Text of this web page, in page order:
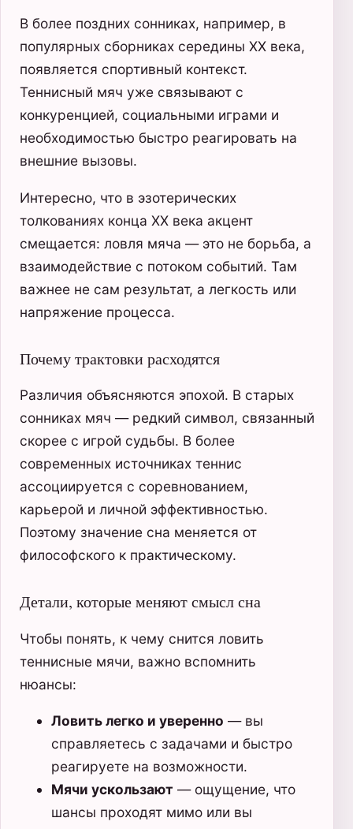
В более поздних сонниках, например, в
популярных сборниках середины XX века,
появляется спортивный контекст.
Теннисный мяч уже связывают с
конкуренцией, социальными играми и
необходимостью быстро реагировать на
внешние вызовы.
Интересно, что в эзотерических
толкованиях конца XX века акцент
смещается: ловля мяча — это не борьба, а
взаимодействие с потоком событий. Там
важнее не сам результат, а легкость или
напряжение процесса.
Почему трактовки расходятся
Различия объясняются эпохой. В старых
сонниках мяч — редкий символ, связанный
скорее с игрой судьбы. В более
современных источниках теннис
ассоциируется с соревнованием,
карьерой и личной эффективностью.
Поэтому значение сна меняется от
философского к практическому.
Детали, которые меняют смысл сна
Чтобы понять, к чему снится ловить
теннисные мячи, важно вспомнить
нюансы:
Ловить легко и уверенно — вы
справляетесь с задачами и быстро
реагируете на возможности.
Мячи ускользают — ощущение, что
шансы проходят мимо или вы